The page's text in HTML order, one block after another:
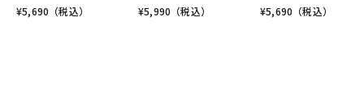
¥5,690 （税込） ¥5,990 （税込） ¥5,690 （税込）